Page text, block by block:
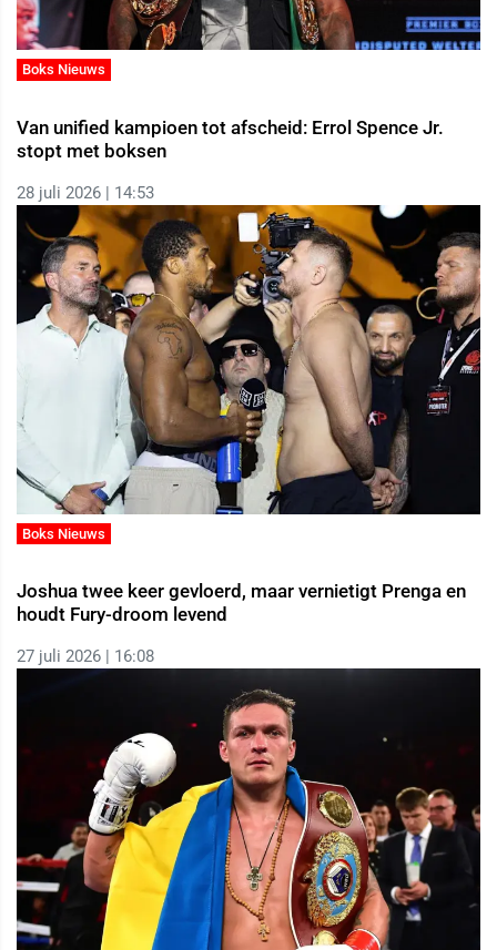
Boks Nieuws
Van unified kampioen tot afscheid: Errol Spence Jr.
stopt met boksen
28 juli 2026 | 14:53
Boks Nieuws
Joshua twee keer gevloerd, maar vernietigt Prenga en
houdt Fury-droom levend
27 juli 2026 | 16:08